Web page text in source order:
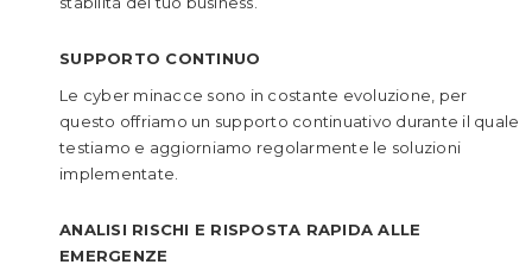
SUPPORTO CONTINUO
Le cyber minacce sono in costante evoluzione, per
questo offriamo un supporto continuativo durante il quale
testiamo e aggiorniamo regolarmente le soluzioni
implementate.
ANALISI RISCHI E RISPOSTA RAPIDA ALLE
EMERGENZE